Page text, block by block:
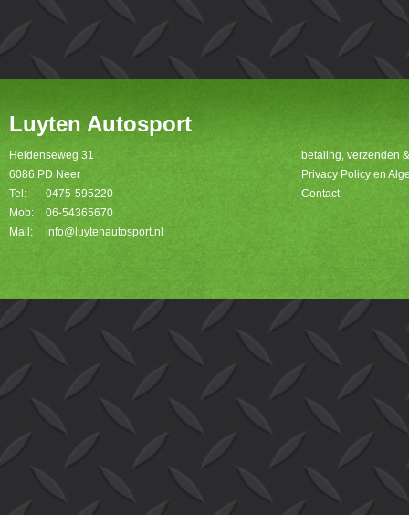
Luyten Autosport
Heldenseweg 31
6086 PD Neer
Tel:
0475-595220
Mob:
06-54365670
Mail:
info@luytenautosport.nl
betaling, verzenden
Privacy Policy en
Contact